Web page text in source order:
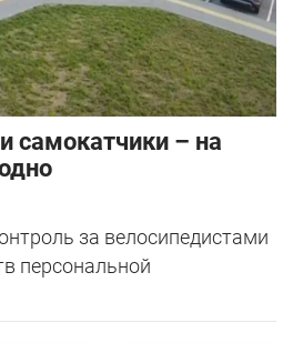
самокатчики – на
за велосипедистами
персональной